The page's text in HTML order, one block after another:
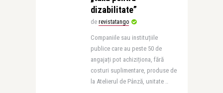
dizabilitate”
de revistatango
Companiile sau instituțiile
publice care au peste 50 de
angajați pot achiziționa, fără
costuri suplimentare, produse de
la Atelierul de Pânză, unitate ..